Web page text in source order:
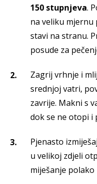
150 stupnjeva.
na veliku mjernu
stavi na stranu.
posude za
Zagrij vrhnje i
srednjoj vatri,
zavrije. Makni s
dok se ne otopi i
Pjenasto
u velikoj zdjeli
miješanje